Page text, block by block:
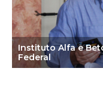
Instituto Alfa e
Federal